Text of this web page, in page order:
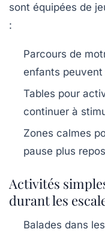
sont équipées de
:
Parcours de
enfants peuvent
Tables pour
continuer à
Zones calmes
pause plus
Activités
durant les
Balades dans